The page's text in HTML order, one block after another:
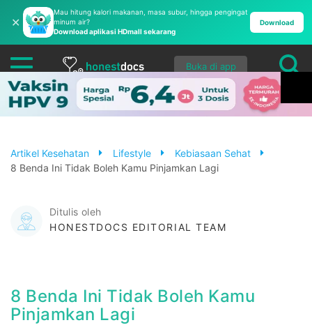
✕
Mau hitung kalori makanan, masa subur, hingga pengingat
minum air?
Download aplikasi HDmall sekarang
Download
Buka di app
Artikel Kesehatan Lifestyle
Kebiasaan Sehat
8 Benda Ini Tidak Boleh Kamu Pinjamkan Lagi
Ditulis oleh
HONESTDOCS EDITORIAL TEAM
8 Benda Ini Tidak Boleh Kamu
Pinjamkan Lagi